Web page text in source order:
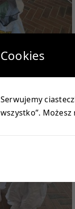
Cookies
Serwujemy
wszystko”.